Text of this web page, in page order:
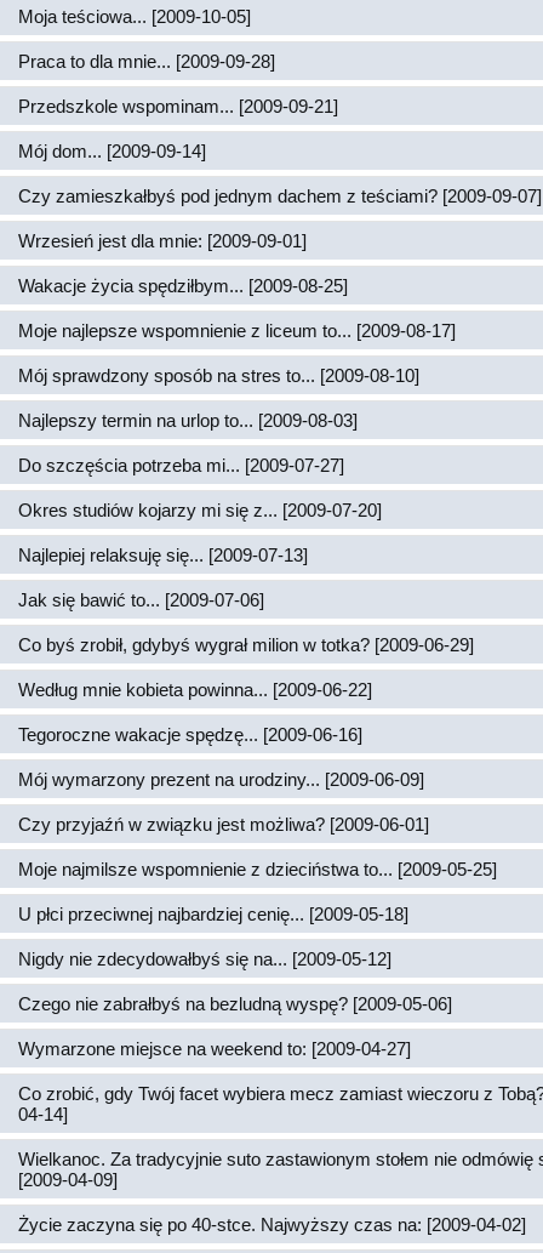
Moja teściowa... [2009-10-05]
Praca to dla mnie... [2009-09-28]
Przedszkole wspominam... [2009-09-21]
Mój dom... [2009-09-14]
Czy zamieszkałbyś pod jednym dachem z teściami? [2009-09-07]
Wrzesień jest dla mnie: [2009-09-01]
Wakacje życia spędziłbym... [2009-08-25]
Moje najlepsze wspomnienie z liceum to... [2009-08-17]
Mój sprawdzony sposób na stres to... [2009-08-10]
Najlepszy termin na urlop to... [2009-08-03]
Do szczęścia potrzeba mi... [2009-07-27]
Okres studiów kojarzy mi się z... [2009-07-20]
Najlepiej relaksuję się... [2009-07-13]
Jak się bawić to... [2009-07-06]
Co byś zrobił, gdybyś wygrał milion w totka? [2009-06-29]
Według mnie kobieta powinna... [2009-06-22]
Tegoroczne wakacje spędzę... [2009-06-16]
Mój wymarzony prezent na urodziny... [2009-06-09]
Czy przyjaźń w związku jest możliwa? [2009-06-01]
Moje najmilsze wspomnienie z dzieciństwa to... [2009-05-25]
U płci przeciwnej najbardziej cenię... [2009-05-18]
Nigdy nie zdecydowałbyś się na... [2009-05-12]
Czego nie zabrałbyś na bezludną wyspę? [2009-05-06]
Wymarzone miejsce na weekend to: [2009-04-27]
Co zrobić, gdy Twój facet wybiera mecz zamiast wieczoru z
04-14]
Wielkanoc. Za tradycyjnie suto zastawionym stołem nie odmówię
[2009-04-09]
Życie zaczyna się po 40-stce. Najwyższy czas na: [2009-04-02]